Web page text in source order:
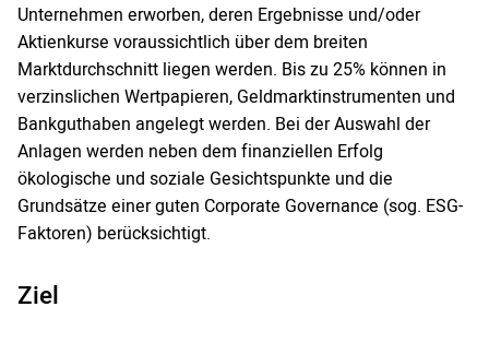
Unternehmen erworben, deren Ergebnisse und/oder
Aktienkurse voraussichtlich über dem breiten
Marktdurchschnitt liegen werden. Bis zu 25% können in
verzinslichen Wertpapieren, Geldmarktinstrumenten und
Bankguthaben angelegt werden. Bei der Auswahl der
Anlagen werden neben dem finanziellen Erfolg
ökologische und soziale Gesichtspunkte und die
Grundsätze einer guten Corporate Governance (sog. ESG-
Faktoren) berücksichtigt.
Ziel